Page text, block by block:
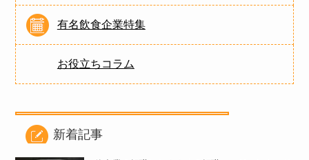
有名飲食企業特集
お役立ちコラム
新着記事